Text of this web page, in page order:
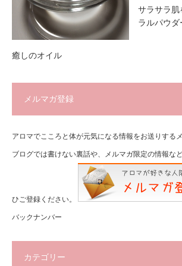
癒しのオイル
サラサラ肌
ラルパウダ
メルマガ登録
アロマでこころと体が元気になる情報をお送りする
ブログでは書けない裏話や、メルマガ限定の情報な
ひご登録ください。
バックナンバー
カテゴリー